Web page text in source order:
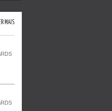
MAIS